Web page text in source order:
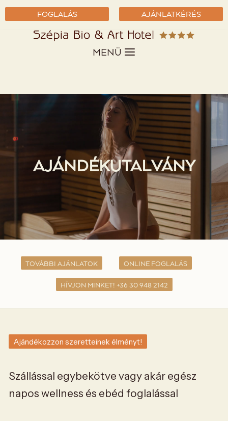
FOGLALÁS AJÁNLATKÉRÉS
MENÜ
AJÁNDÉKUTALVÁNY
TOVÁBBI AJÁNLATOK ONLINE FOGLALÁS
HÍVJON MINKET! +36 30 948 2142
Ajándékozzon szeretteinek élményt!
Szállással egybekötve vagy akár egész
napos wellness és ebéd foglalással